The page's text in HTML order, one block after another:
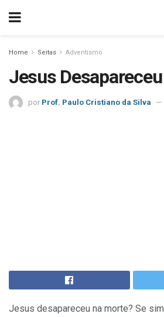
Home Seitas Adventismo
Jesus
por Prof. Paulo Cristiano da Silva
Jesus desapareceu na morte? Se